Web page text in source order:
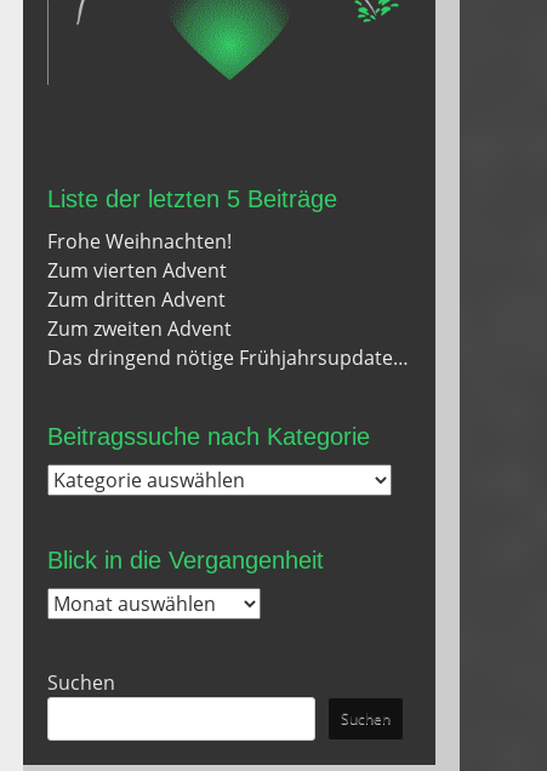
Liste der letzten 5 Beiträge
Frohe Weihnachten!
Zum vierten Advent
Zum dritten Advent
Zum zweiten Advent
Das dringend nötige Frühjahrsupdate…
Beitragssuche nach Kategorie
Beitragssuche
Blick in die Vergangenheit
Blick
Vergangenheit
Suchen
Suchen